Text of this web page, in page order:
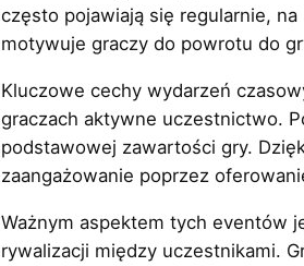
często pojawiają się regularnie,
motywuje graczy do powrotu do
Kluczowe cechy wydarzeń
graczach aktywne uczestnictwo.
podstawowej zawartości gry.
zaangażowanie poprzez
Ważnym aspektem tych eventów
rywalizacji między uczestnikami.